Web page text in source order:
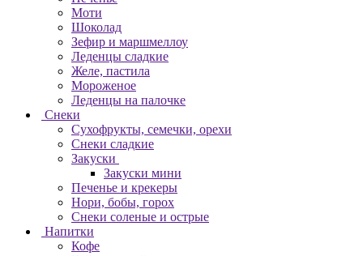
Моти
Шоколад
Зефир и маршмеллоу
Леденцы сладкие
Желе, пастила
Мороженое
Леденцы на палочке
Снеки
Сухофрукты, семечки, орехи
Снеки сладкие
Закуски
Закуски мини
Печенье и крекеры
Нори, бобы, горох
Снеки соленые и острые
Напитки
Кофе